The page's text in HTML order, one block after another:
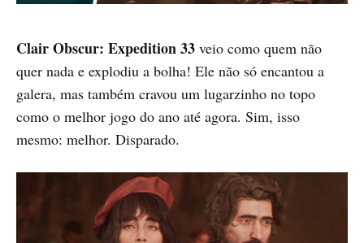
Clair Obscur: Expedition 33 veio como quem não
quer nada e explodiu a bolha! Ele não só encantou a
galera, mas também cravou um lugarzinho no topo
como o melhor jogo do ano até agora. Sim, isso
mesmo: melhor. Disparado.